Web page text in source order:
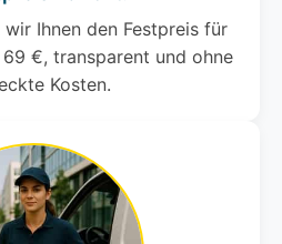
Ihnen den Festpreis für
€, transparent und ohne
Kosten.